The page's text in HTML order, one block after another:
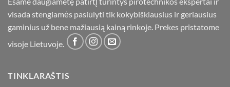
visada stengiamės pasiūlyti tik kokybiškiausius ir geriausius
gaminius už bene mažiausią kainą rinkoje. Prekes pristatome
visoje Lietuvoje.
TINKLARAŠTIS